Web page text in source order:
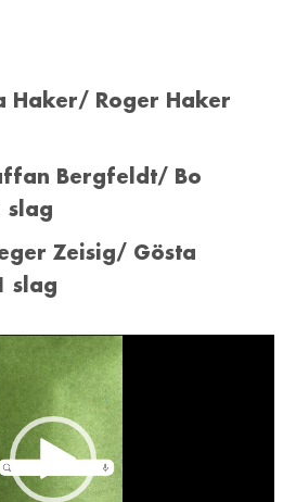
Roger Haker
Bo
Gösta
slag